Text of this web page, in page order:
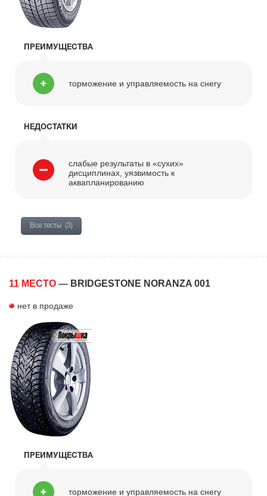
ПРЕИМУЩЕСТВА
торможение и управляемость на снегу
НЕДОСТАТКИ
слабые результаты в «сухих»
дисциплинах, уязвимость к
аквапланированию
Все тесты (3)
11 МЕСТО — BRIDGESTONE NORANZA 001
нет в продаже
ПРЕИМУЩЕСТВА
торможение и управляемость на снегу